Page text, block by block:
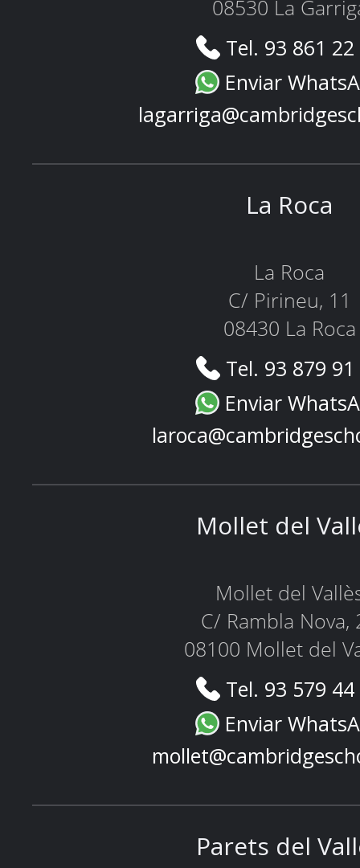
08530 La
Tel. 93 861
Enviar
La Roca
La Roca
C/ Pirineu, 11
08430 La Roca
Tel. 93 879
Enviar
Mollet del
Mollet del
C/ Rambla Nova,
08100 Mollet del
Tel. 93 579
Enviar
Parets del